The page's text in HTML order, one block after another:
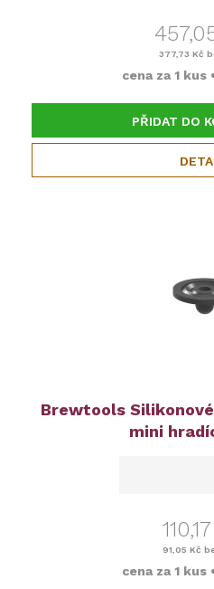
377,73 Kč
cena za 1 kus
PŘIDAT DO
Brewtools
mini
91,05 Kč
cena za 1 kus